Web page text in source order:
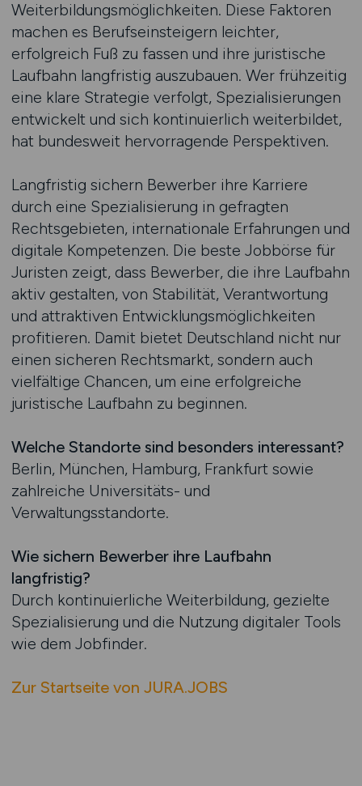
Weiterbildungsmöglichkeiten. Diese Faktoren
machen es Berufseinsteigern leichter,
erfolgreich Fuß zu fassen und ihre juristische
Laufbahn langfristig auszubauen. Wer frühzeitig
eine klare Strategie verfolgt, Spezialisierungen
entwickelt und sich kontinuierlich weiterbildet,
hat bundesweit hervorragende Perspektiven.
Langfristig sichern Bewerber ihre Karriere
durch eine Spezialisierung in gefragten
Rechtsgebieten, internationale Erfahrungen und
digitale Kompetenzen. Die beste Jobbörse für
Juristen zeigt, dass Bewerber, die ihre Laufbahn
aktiv gestalten, von Stabilität, Verantwortung
und attraktiven Entwicklungsmöglichkeiten
profitieren. Damit bietet Deutschland nicht nur
einen sicheren Rechtsmarkt, sondern auch
vielfältige Chancen, um eine erfolgreiche
juristische Laufbahn zu beginnen.
Welche Standorte sind besonders interessant?
Berlin, München, Hamburg, Frankfurt sowie
zahlreiche Universitäts- und
Verwaltungsstandorte.
Wie sichern Bewerber ihre Laufbahn
langfristig?
Durch kontinuierliche Weiterbildung, gezielte
Spezialisierung und die Nutzung digitaler Tools
wie dem Jobfinder.
Zur Startseite von JURA.JOBS